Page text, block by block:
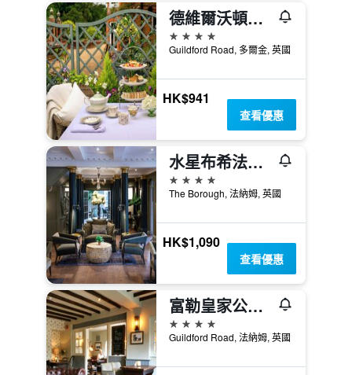
德維爾沃頓之家酒店 - 多爾金
4星級
Guildford Road, 多爾金, 英國
HK$941
查看優惠
水星布希法漢姆酒店 - 法恩罕
4星級
The Borough, 法納姆, 英國
HK$1,090
查看優惠
富勒皇家公主酒店
4星級
Guildford Road, 法納姆, 英國